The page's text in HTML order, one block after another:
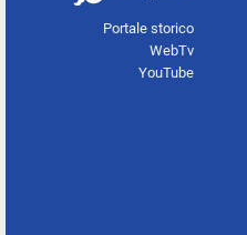
Portale storico
WebTv
YouTube